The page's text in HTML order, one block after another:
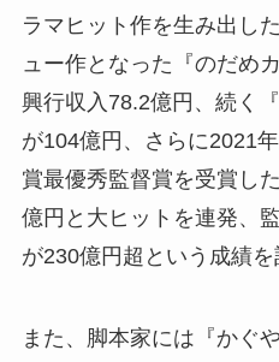
ラマヒット作を生み出し
ュー作となった『のだめ
興行収入78.2億円、続く
が104億円、さらに2021
賞最優秀監督賞を受賞し
億円と大ヒットを連発、
が230億円超という成績を
また、脚本家には『かぐ